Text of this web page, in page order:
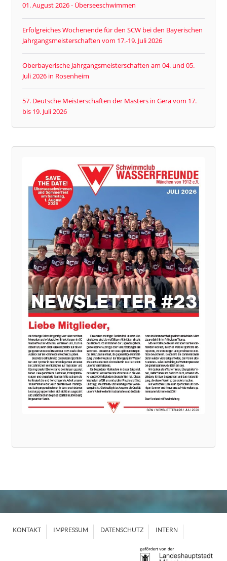
01. August 2026 - Überseeschwimmen
Erfolgreiches Wochenende für den SCW bei den Bayerischen
Jahrgangsmeisterschaften vom 17.-19. Juli 2026
Oberbayerische Jahrgangsmeisterschaften am 04. und 05.
Juli 2026 in Rosenheim
57. Deutsche Meisterschaften der Masters in Gera vom 17.
bis 19. Juli 2026
KONTAKT IMPRESSUM DATENSCHUTZ INTERN